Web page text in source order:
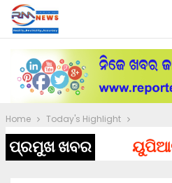
Home Today's Highlight
ପ୍ରମୁଖ ଖବର ୟୁପିଆଇ